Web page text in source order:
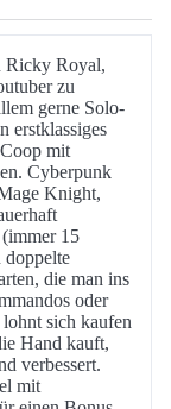
Ricky Royal,
zu
gerne Solo-
erstklassiges
mit
Cyberpunk
Knight,
15
doppelte
die man ins
oder
sich kaufen
Hand kauft,
verbessert.
mit